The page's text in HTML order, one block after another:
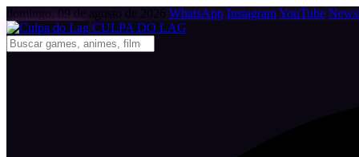
domingo, 09 de agosto de 2026 WhatsApp InstagramYouTube
CULPA DO LAG